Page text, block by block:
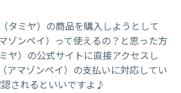
タミヤ）の商品を購入しようとして
ゾンペイ）って使えるの？と思った方
ヤ）の公式サイトに直接アクセスし
アマゾンペイ）の支払いに対応してい
されるといいですよ♪